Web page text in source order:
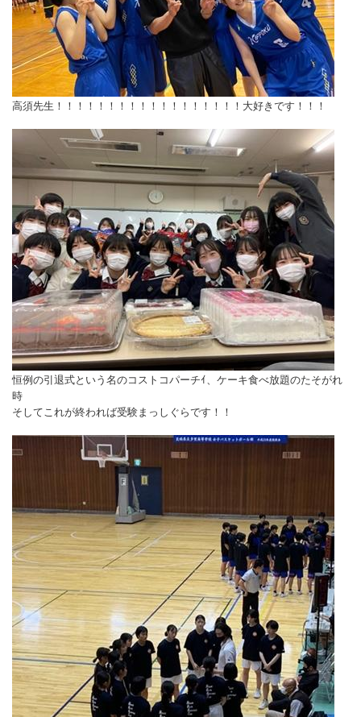
高須先生！！！！！！！！！！！！！！！！！！大好きです！！！
恒例の引退式という名のコストコパーチｲ、ケーキ食べ放題のたそがれ
時
そしてこれが終われば受験まっしぐらです！！